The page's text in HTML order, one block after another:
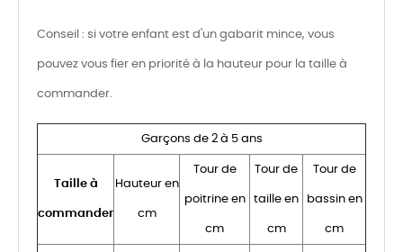
Conseil : si votre enfant est d'un gabarit mince, vous
pouvez vous fier en priorité à la hauteur pour la taille à
commander.
Garçons de 2 à 5 ans
Taille à
commander
Hauteur en
cm
Tour de
poitrine en
cm
Tour de
taille en
cm
Tour de
bassin en
cm